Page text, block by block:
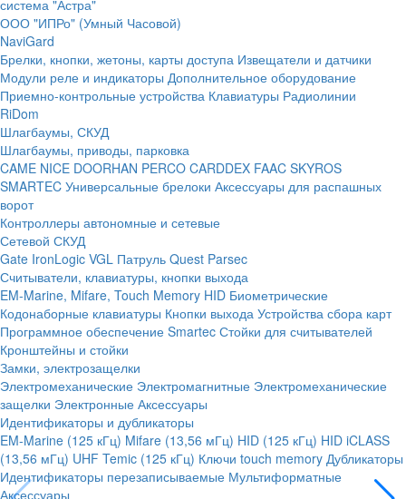
система "Астра"
ООО "ИПРо" (Умный Часовой)
NaviGard
Брелки, кнопки, жетоны, карты доступа Извещатели и датчики
Модули реле и индикаторы Дополнительное оборудование
Приемно-контрольные устройства Клавиатуры Радиолинии
RiDom
Шлагбаумы, СКУД
Шлагбаумы, приводы, парковка
CAME NICE DOORHAN PERCO CARDDEX FAAC SKYROS
SMARTEC Универсальные брелоки Аксессуары для распашных
ворот
Контроллеры автономные и сетевые
Сетевой СКУД
Gate IronLogic VGL Патруль Quest Parsec
Считыватели, клавиатуры, кнопки выхода
EM-Marine, Mifare, Touch Memory HID Биометрические
Кодонаборные клавиатуры Кнопки выхода Устройства сбора карт
Программное обеспечение Smartec Стойки для считывателей
Кронштейны и стойки
Замки, электрозащелки
Электромеханические Электромагнитные Электромеханические
защелки Электронные Аксессуары
Идентификаторы и дубликаторы
EM-Marine (125 кГц) Mifare (13,56 мГц) HID (125 кГц) HID iCLASS
(13,56 мГц) UHF Temic (125 кГц) Ключи touch memory Дубликаторы
Идентификаторы перезаписываемые Мультиформатные
Аксессуары